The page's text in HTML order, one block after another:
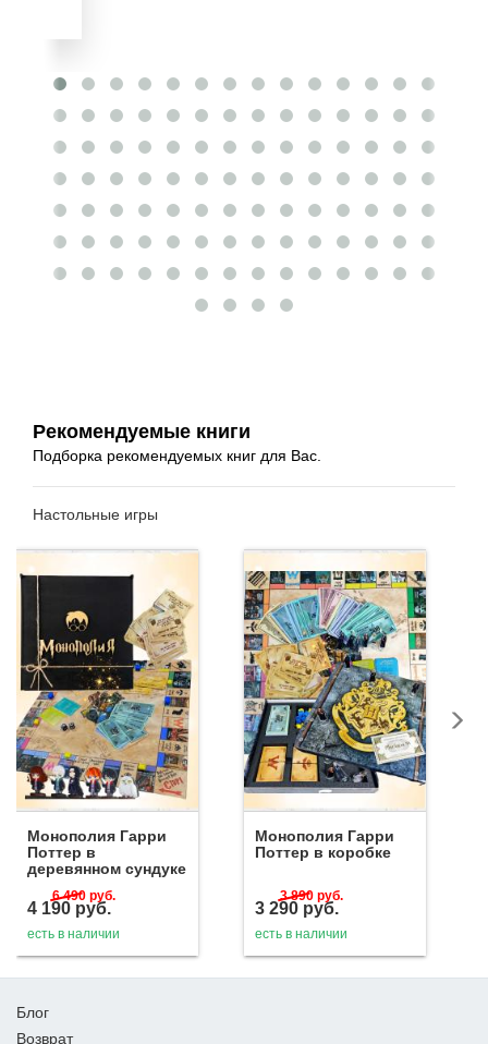
Рекомендуемые книги
Подборка рекомендуемых книг для Вас.
Настольные игры
Монополия Гарри
Поттер в
деревянном сундуке
6 490 руб.
4 190 руб.
есть в наличии
Монополия Гарри
Поттер в коробке
3 890 руб.
3 290 руб.
есть в наличии
Блог
Возврат